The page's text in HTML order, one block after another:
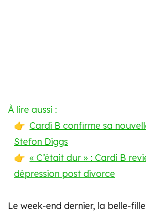
Le week-end dernier, la belle-
À lire aussi :
Cardi B confirme sa
Stefon Diggs
« C’était dur » : Cardi B
dépression post divorce